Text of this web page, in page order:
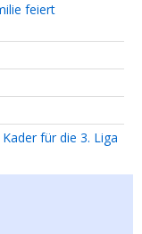
feiert
für die 3. Liga